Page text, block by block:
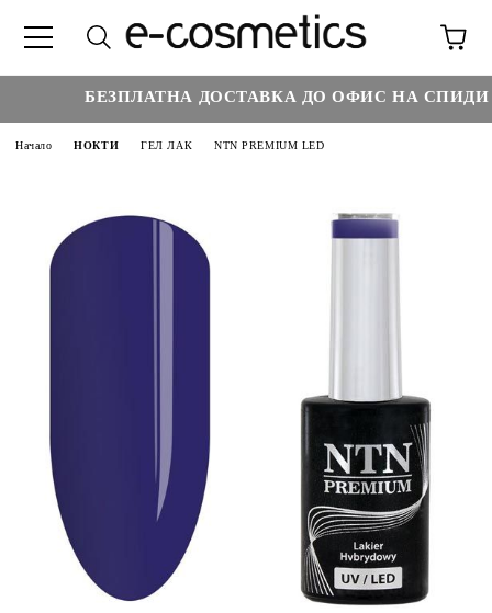
БЕЗПЛАТНА ДОСТАВКА ДО ОФИС НА СПИДИ
Начало НОКТИ ГЕЛ ЛАК NTN PREMIUM LED